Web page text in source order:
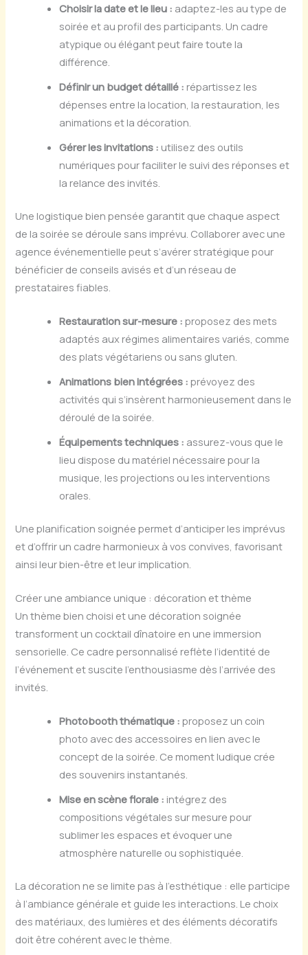
Choisir la date et le lieu : adaptez-les au type de
soirée et au profil des participants. Un cadre
atypique ou élégant peut faire toute la
différence.
Définir un budget détaillé : répartissez les
dépenses entre la location, la restauration, les
animations et la décoration.
Gérer les invitations : utilisez des outils
numériques pour faciliter le suivi des réponses et
la relance des invités.
Une logistique bien pensée garantit que chaque aspect
de la soirée se déroule sans imprévu. Collaborer avec une
agence événementielle peut s’avérer stratégique pour
bénéficier de conseils avisés et d’un réseau de
prestataires fiables.
Restauration sur-mesure : proposez des mets
adaptés aux régimes alimentaires variés, comme
des plats végétariens ou sans gluten.
Animations bien intégrées : prévoyez des
activités qui s’insèrent harmonieusement dans le
déroulé de la soirée.
Équipements techniques : assurez-vous que le
lieu dispose du matériel nécessaire pour la
musique, les projections ou les interventions
orales.
Une planification soignée permet d’anticiper les imprévus
et d’offrir un cadre harmonieux à vos convives, favorisant
ainsi leur bien-être et leur implication.
Créer une ambiance unique : décoration et thème
Un thème bien choisi et une décoration soignée
transforment un cocktail dînatoire en une immersion
sensorielle. Ce cadre personnalisé reflète l’identité de
l’événement et suscite l’enthousiasme dès l’arrivée des
invités.
Photobooth thématique : proposez un coin
photo avec des accessoires en lien avec le
concept de la soirée. Ce moment ludique crée
des souvenirs instantanés.
Mise en scène florale : intégrez des
compositions végétales sur mesure pour
sublimer les espaces et évoquer une
atmosphère naturelle ou sophistiquée.
La décoration ne se limite pas à l’esthétique : elle participe
à l’ambiance générale et guide les interactions. Le choix
des matériaux, des lumières et des éléments décoratifs
doit être cohérent avec le thème.